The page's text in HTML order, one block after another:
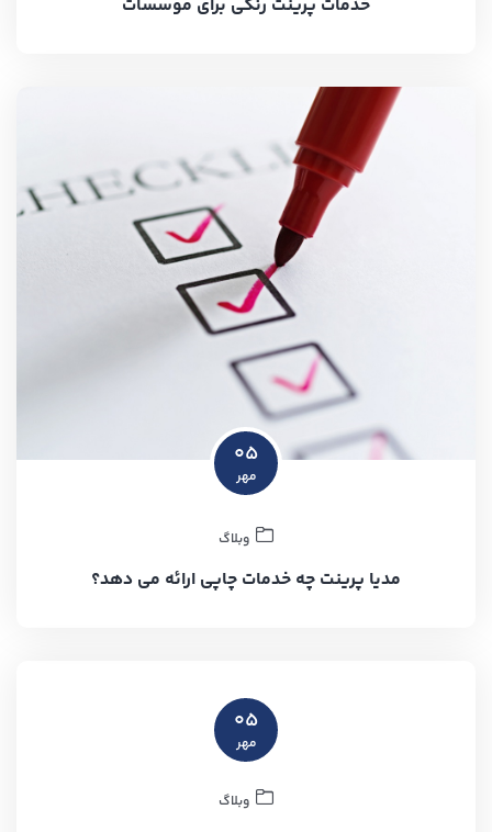
خدمات پرینت رنگی برای موسسات
۰۵
مهر
وبلاگ
مدیا پرینت چه خدمات چاپی ارائه می دهد؟
۰۵
مهر
وبلاگ